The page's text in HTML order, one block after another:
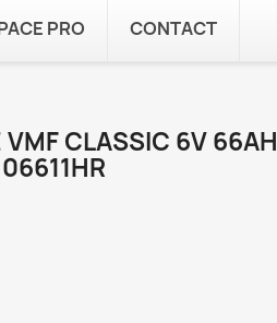
PRO CONTACT
VMF CLASSIC 6V 66AH